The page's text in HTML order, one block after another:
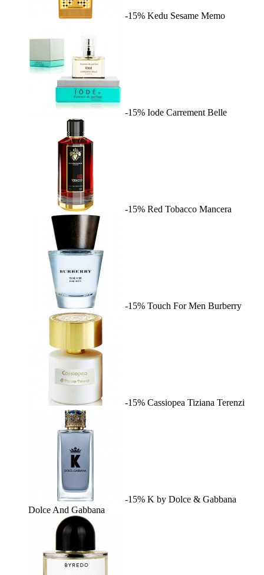
-15% Kedu Sesame Memo
-15% Iode Carrement Belle
-15% Red Tobacco Mancera
-15% Touch For Men Burberry
-15% Cassiopea Tiziana Terenzi
-15% K by Dolce & Gabbana
Dolce And Gabbana